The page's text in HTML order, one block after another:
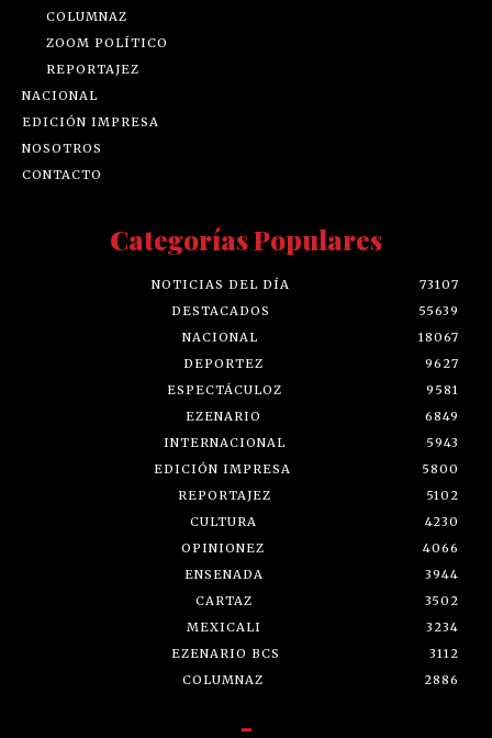
COLUMNAZ
ZOOM POLÍTICO
REPORTAJEZ
NACIONAL
EDICIÓN IMPRESA
NOSOTROS
CONTACTO
Categorías Populares
NOTICIAS DEL DÍA
73107
DESTACADOS
55639
NACIONAL
18067
DEPORTEZ
9627
ESPECTÁCULOZ
9581
EZENARIO
6849
INTERNACIONAL
5943
EDICIÓN IMPRESA
5800
REPORTAJEZ
5102
CULTURA
4230
OPINIONEZ
4066
ENSENADA
3944
CARTAZ
3502
MEXICALI
3234
EZENARIO BCS
3112
COLUMNAZ
2886
-